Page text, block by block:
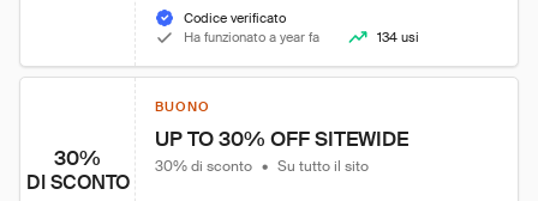
Codice verificato
Ha funzionato a year fa
134 usi
30%
DI SCONTO
BUONO
UP TO 30% OFF SITEWIDE
30% di sconto • Su tutto il sito